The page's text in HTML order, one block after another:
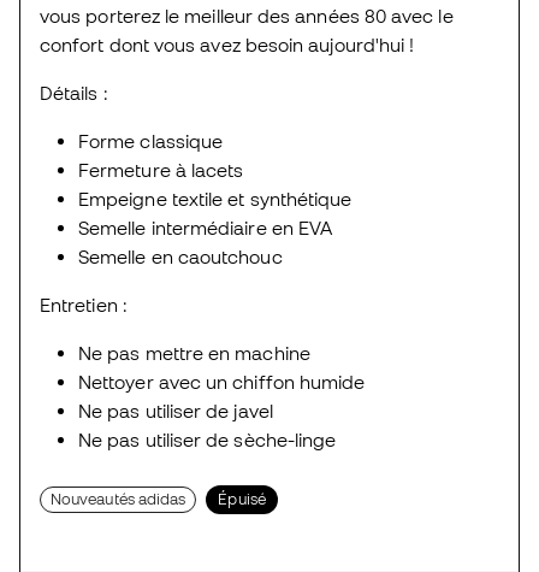
vous porterez le meilleur des années 80 avec le
confort dont vous avez besoin aujourd'hui !
Détails :
Forme classique
Fermeture à lacets
Empeigne textile et synthétique
Semelle intermédiaire en EVA
Semelle en caoutchouc
Entretien :
Ne pas mettre en machine
Nettoyer avec un chiffon humide
Ne pas utiliser de javel
Ne pas utiliser de sèche-linge
Nouveautés adidas Épuisé